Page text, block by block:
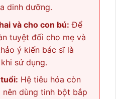
dinh dưỡng.
và cho con bú: Để
tuyệt đối cho mẹ và
ý kiến bác sĩ là
sử dụng.
Hệ tiêu hóa còn
nên dùng tinh bột bắp